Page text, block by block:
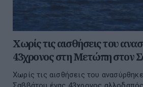
Χωρίς τις αισθήσεις του
43χρονος στη Μετώπη στον
Χωρίς τις αισθήσεις του